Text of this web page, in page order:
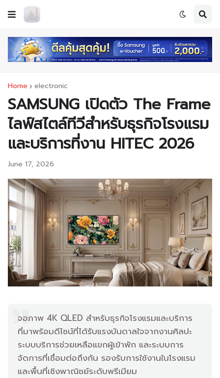
Home electronic
SAMSUNG เปิดตัว The Frame
ไลฟ์สไตล์ทีวีสำหรับธุรกิจโรงแรม
และบริการที่งาน HITEC 2026
June 17, 2026
จอภาพ 4K QLED สำหรับธุรกิจโรงแรมและบริการ
ที่มาพร้อมดีไซน์ที่ได้รับแรงบันดาลใจจากงานศิลปะ
ระบบบริการช่วยเหลือแขกผู้เข้าพัก และระบบการ
จัดการที่เชื่อมต่อถึงกัน รองรับการใช้งานในโรงแรม
และพื้นที่เชิงพาณิชย์ระดับพรีเมียม